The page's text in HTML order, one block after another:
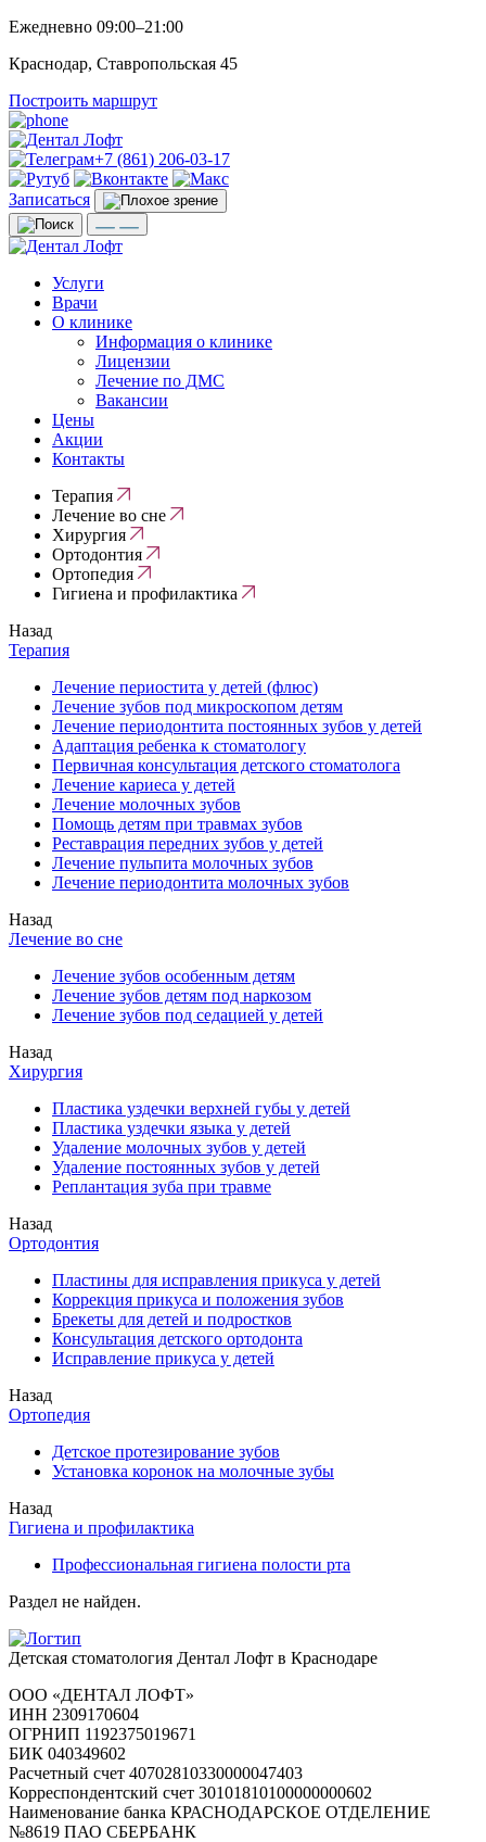
Ежедневно 09:00–21:00
Краснодар, Ставропольская 45
Построить маршрут
+7 (861) 206-03-17
Записаться
Услуги
Врачи
О клинике
Информация о клинике
Лицензии
Лечение по ДМС
Вакансии
Цены
Акции
Контакты
Терапия
Лечение во сне
Хирургия
Ортодонтия
Ортопедия
Гигиена и профилактика
Назад
Терапия
Лечение периостита у детей (флюс)
Лечение зубов под микроскопом детям
Лечение периодонтита постоянных зубов у детей
Адаптация ребенка к стоматологу
Первичная консультация детского стоматолога
Лечение кариеса у детей
Лечение молочных зубов
Помощь детям при травмах зубов
Реставрация передних зубов у детей
Лечение пульпита молочных зубов
Лечение периодонтита молочных зубов
Назад
Лечение во сне
Лечение зубов особенным детям
Лечение зубов детям под наркозом
Лечение зубов под седацией у детей
Назад
Хирургия
Пластика уздечки верхней губы у детей
Пластика уздечки языка у детей
Удаление молочных зубов у детей
Удаление постоянных зубов у детей
Реплантация зуба при травме
Назад
Ортодонтия
Пластины для исправления прикуса у детей
Коррекция прикуса и положения зубов
Брекеты для детей и подростков
Консультация детского ортодонта
Исправление прикуса у детей
Назад
Ортопедия
Детское протезирование зубов
Установка коронок на молочные зубы
Назад
Гигиена и профилактика
Профессиональная гигиена полости рта
Раздел не найден.
Детская стоматология Дентал Лофт в Краснодаре
ООО «ДЕНТАЛ ЛОФТ»
ИНН 2309170604
ОГРНИП 1192375019671
БИК 040349602
Расчетный счет 40702810330000047403
Корреспондентский счет 30101810100000000602
Наименование банка КРАСНОДАРСКОЕ ОТДЕЛЕНИЕ
№8619 ПАО СБЕРБАНК